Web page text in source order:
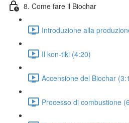
8. Come fare il Biochar
Introduzione alla
Il kon-tiki (4:20)
Accensione del Biochar
Processo di combustione